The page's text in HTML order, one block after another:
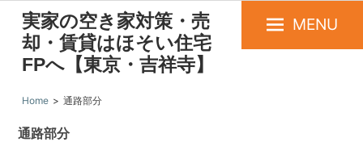
実家の空き家対策・売
却・賃貸はほそい住宅
FPへ【東京・吉祥寺】
MENU
Home 通路部分
通路部分